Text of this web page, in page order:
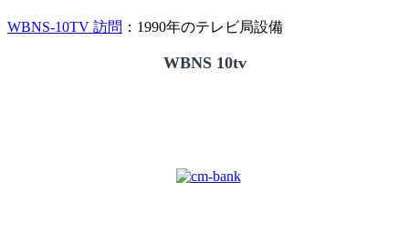
WBNS-10TV 訪問 ：1990年のテレビ局設備
WBNS 10tv